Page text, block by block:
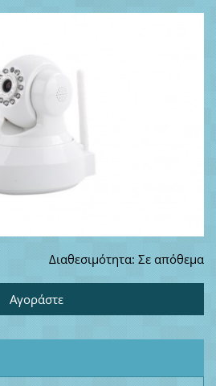
Διαθεσιμότητα: Σε απόθεμα